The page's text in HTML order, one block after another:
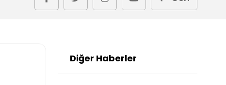
Diğer Haberler